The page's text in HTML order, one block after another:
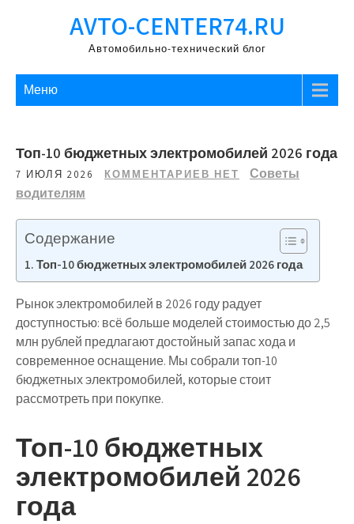
AVTO-CENTER74.RU
Автомобильно-технический блог
Меню
Топ-10 бюджетных электромобилей 2026 года
7 ИЮЛЯ 2026 КОММЕНТАРИЕВ НЕТ
Советы
водителям
Содержание
Топ-10 бюджетных электромобилей 2026 года
Рынок электромобилей в 2026 году радует
доступностью: всё больше моделей стоимостью до 2,5
млн рублей предлагают достойный запас хода и
современное оснащение. Мы собралитоп-10
бюджетных электромобилей, которые стоит
рассмотреть при покупке.
Топ-10 бюджетных
электромобилей 2026
года